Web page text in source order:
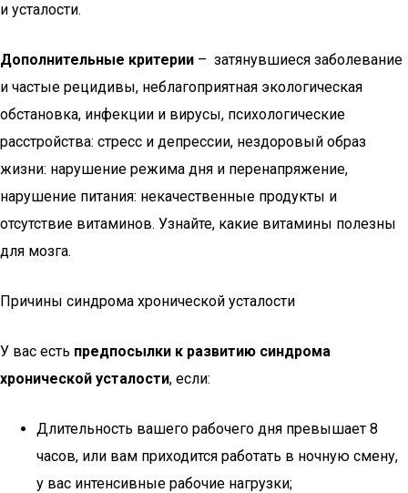
и усталости.
Дополнительные критерии – затянувшиеся заболевание
и частые рецидивы, неблагоприятная экологическая
обстановка, инфекции и вирусы, психологические
расстройства: стресс и депрессии, нездоровый образ
жизни: нарушение режима дня и перенапряжение,
нарушение питания: некачественные продукты и
отсутствие витаминов. Узнайте, какие витамины полезны
для мозга.
Причины синдрома хронической усталости
У вас есть предпосылки к развитию синдрома
хронической усталости, если:
Длительность вашего рабочего дня превышает 8
часов, или вам приходится работать в ночную смену,
у вас интенсивные рабочие нагрузки;